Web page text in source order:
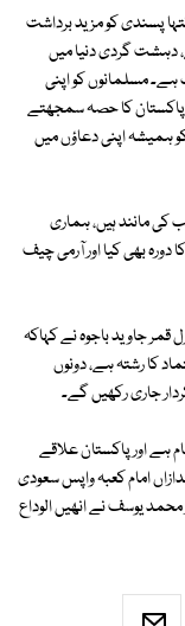
پسندی کو مزید برداشت
دہشت گردی دنیا میں
ہے۔ مسلمانوں کو اپنی
پاکستان کا حصہ سمجھتے
ہمیشہ اپنی دعاؤں میں
کی مانند ہیں، ہماری
دورہ بھی کیا اور آرمی چیف
جاوید باجوہ نے کہاکہ
کا رشتہ ہے، دونوں
جاری رکھیں گے۔
ہے اور پاکستان علاقے
امام کعبہ واپس سعودی
محمد یوسف نے انھیں الوداع